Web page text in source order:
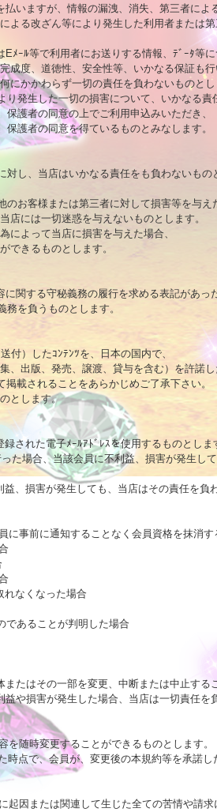
いますが、情報の漏洩、消失、第三者によ
よる改ざん等により発生した利用者または第
ﾒｰﾙ等で利用者にお送りする情報、ﾃﾞｰﾀ等
成度、道徳性、安全性等、いかなる保証も行
にかかわらず一切の責任を負わないものとし
発生した一切の損害について、いかなる責
護者の同意の上でご利用申込みいただき、
護者の同意を得ているものとみなします。
し、当店はいかなる責任をも負わないもの
お客様または第三者に対して損害等を与え
店には一切迷惑を与えないものとします。
によって当店に損害を与えた場合、
できるものとします。
関する守秘義務の履行を求める表記があっ
務を負うものとします。
付）したｺﾝﾃﾝﾂを、日本の国内で、
、出版、発売、譲渡、貸与を含む）を許諾し
載されることをあらかじめご了承下さい。
とします。
された電子ﾒｰﾙｱﾄﾞﾚｽを使用するものとしま
た場合、当該会員に不利益、損害が発生して
、損害が発生しても、当店はその責任を負
事前に通知することなく会員資格を抹消す
れなくなった場合
であることが判明した場合
たはその一部を変更、中断または中止する
や損害が発生した場合、当店は一切責任を
随時変更することができるものとします。
時点で、会員が、変更後の本規約等を承諾し
因または関連して生じた全ての苦情や請求